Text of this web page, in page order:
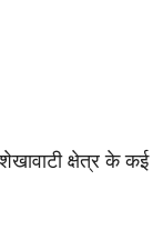
क्षेत्र के कई